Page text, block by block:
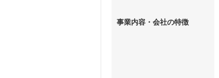
事業内容・会社の特徴